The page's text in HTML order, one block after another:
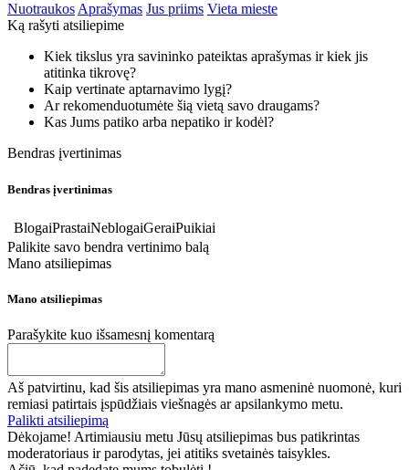
Nuotraukos Aprašymas Jus priims Vieta mieste
Ką rašyti atsiliepime
Kiek tikslus yra savininko pateiktas aprašymas ir kiek jis
atitinka tikrovę?
Kaip vertinate aptarnavimo lygį?
Ar rekomenduotumėte šią vietą savo draugams?
Kas Jums patiko arba nepatiko ir kodėl?
Bendras įvertinimas
Bendras įvertinimas
BlogaiPrastaiNeblogaiGeraiPuikiai
Palikite savo bendra vertinimo balą
Mano atsiliepimas
Mano atsiliepimas
Parašykite kuo išsamesnį komentarą
Aš patvirtinu, kad šis atsiliepimas yra mano asmeninė nuomonė, kuri
remiasi patirtais įspūdžiais viešnagės ar apsilankymo metu.
Palikti atsiliepimą
Dėkojame! Artimiausiu metu Jūsų atsiliepimas bus patikrintas
moderatoriaus ir parodytas, jei atitiks svetainės taisykles.